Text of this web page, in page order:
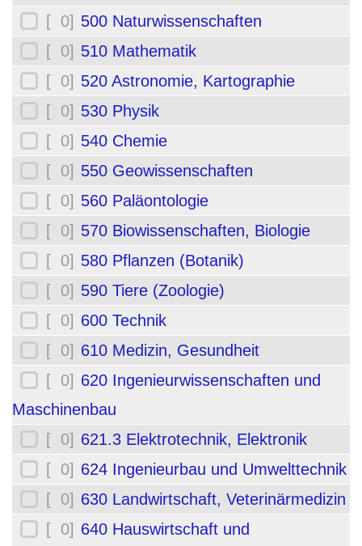
[ 0] 500 Naturwissenschaften
[ 0] 510 Mathematik
[ 0] 520 Astronomie, Kartographie
[ 0] 530 Physik
[ 0] 540 Chemie
[ 0] 550 Geowissenschaften
[ 0] 560 Paläontologie
[ 0] 570 Biowissenschaften, Biologie
[ 0] 580 Pflanzen (Botanik)
[ 0] 590 Tiere (Zoologie)
[ 0] 600 Technik
[ 0] 610 Medizin, Gesundheit
[ 0] 620 Ingenieurwissenschaften und
Maschinenbau
[ 0] 621.3 Elektrotechnik, Elektronik
[ 0] 624 Ingenieurbau und Umwelttechnik
[ 0] 630 Landwirtschaft, Veterinärmedizin
[ 0] 640 Hauswirtschaft und